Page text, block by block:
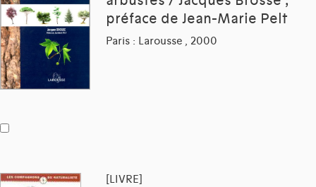
préface de Jean-Marie Pelt
Paris : Larousse , 2000
[LIVRE]